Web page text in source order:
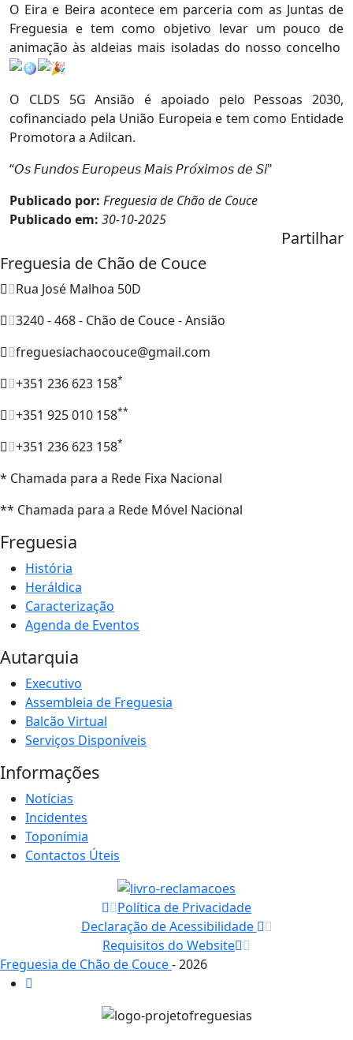
O Eira e Beira acontece em parceria com as Juntas de
Freguesia e tem como objetivo levar um pouco de
animação às aldeias mais isoladas do nosso concelho
O CLDS 5G Ansião é apoiado pelo Pessoas 2030,
cofinanciado pela União Europeia e tem como Entidade
Promotora a Adilcan.
“𝘖𝘴 𝘍𝘶𝘯𝘥𝘰𝘴 𝘌𝘶𝘳𝘰𝘱𝘦𝘶𝘴 𝘔𝘢𝘪𝘴 𝘗𝘳𝘰́𝘹𝘪𝘮𝘰𝘴 𝘥𝘦 𝘚𝘪"
Publicado por: Freguesia de Chão de Couce
Publicado em: 30-10-2025
Partilhar
Freguesia de Chão de Couce
Rua José Malhoa 50D
3240 - 468 - Chão de Couce - Ansião
freguesiachaocouce@gmail.com
+351 236 623 158*
+351 925 010 158**
+351 236 623 158*
* Chamada para a Rede Fixa Nacional
** Chamada para a Rede Móvel Nacional
Freguesia
História
Heráldica
Caracterização
Agenda de Eventos
Autarquia
Executivo
Assembleia de Freguesia
Balcão Virtual
Serviços Disponíveis
Informações
Notícias
Incidentes
Toponímia
Contactos Úteis
Política de Privacidade
Declaração de Acessibilidade
Requisitos do Website
Freguesia de Chão de Couce- 2026